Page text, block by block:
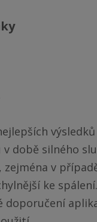
době silného
v
ke
doporučení